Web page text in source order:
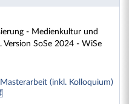
- Medienkultur und
Version SoSe 2024 - WiSe
(inkl. Kolloquium)